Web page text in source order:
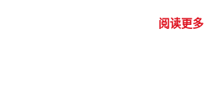
阅读更多